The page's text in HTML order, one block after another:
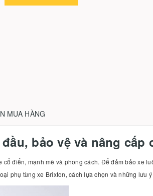
MUA HÀNG
bảo vệ và nâng cấp
điển, mạnh mẽ và phong cách. Để đảm bảo xe
phụ tùng xe Brixton, cách lựa chọn và những lưu